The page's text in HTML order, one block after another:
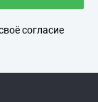
согласие